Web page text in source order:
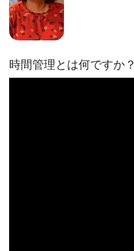
時間管理とは何ですか？